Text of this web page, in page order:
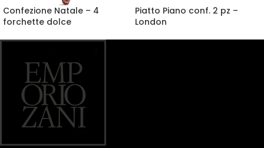
Confezione Natale – 4
forchette dolce
Piatto Piano conf. 2 pz –
London